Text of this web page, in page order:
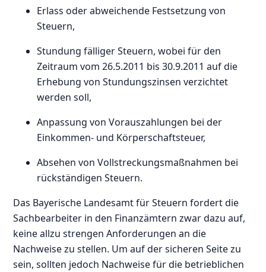
Erlass oder abweichende Festsetzung von
Steuern,
Stundung fälliger Steuern, wobei für den
Zeitraum vom 26.5.2011 bis 30.9.2011 auf die
Erhebung von Stundungszinsen verzichtet
werden soll,
Anpassung von Vorauszahlungen bei der
Einkommen- und Körperschaftsteuer,
Absehen von Vollstreckungsmaßnahmen bei
rückständigen Steuern.
Das Bayerische Landesamt für Steuern fordert die
Sachbearbeiter in den Finanzämtern zwar dazu auf,
keine allzu strengen Anforderungen an die
Nachweise zu stellen. Um auf der sicheren Seite zu
sein, sollten jedoch Nachweise für die betrieblichen